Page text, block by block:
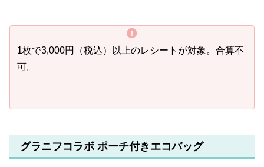
1枚で3,000円（税込）以上のレシートが対象。合算不
可。
グラニフコラボ ポーチ付きエコバッグ